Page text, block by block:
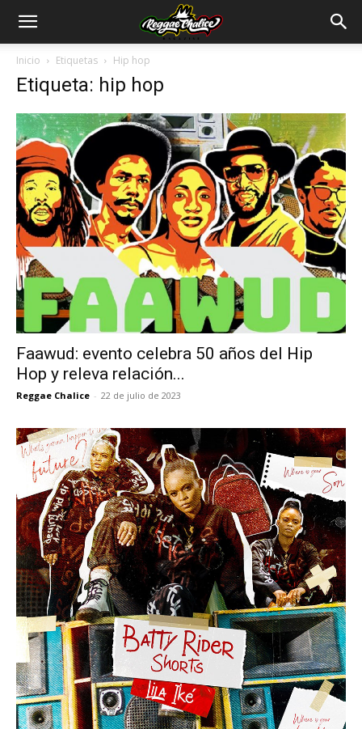
Inicio Etiquetas Hip hop
Etiqueta: hip hop
Faawud: evento celebra 50 años del Hip
Hop y releva relación...
Reggae Chalice - 22 de julio de 2023